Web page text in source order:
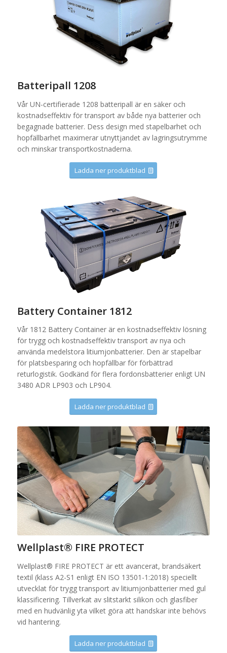
Batteripall 1208
Vår UN-certifierade 1208 batteripall är en säker och
kostnadseffektiv för transport av både nya batterier och
begagnade batterier. Dess design med stapelbarhet och
hopfällbarhet maximerar utnyttjandet av lagringsutrymme
och minskar transportkostnaderna.
Ladda ner produktblad
Battery Container 1812
Vår 1812 Battery Container är en kostnadseffektiv lösning
för trygg och kostnadseffektiv transport av nya och
använda medelstora litiumjonbatterier. Den är stapelbar
för platsbesparing och hopfällbar för förbättrad
returlogistik. Godkänd för flera fordonsbatterier enligt UN
3480 ADR LP903 och LP904.
Ladda ner produktblad
Wellplast® FIRE PROTECT
Wellplast® FIRE PROTECT är ett avancerat, brandsäkert
textil (klass A2-S1 enligt EN ISO 13501-1:2018) speciellt
utvecklat för trygg transport av litiumjonbatterier med gul
klassificering. Tillverkat av slitstarkt silikon och glasfiber
med en hudvänlig yta vilket göra att handskar inte behövs
vid hantering.
Ladda ner produktblad